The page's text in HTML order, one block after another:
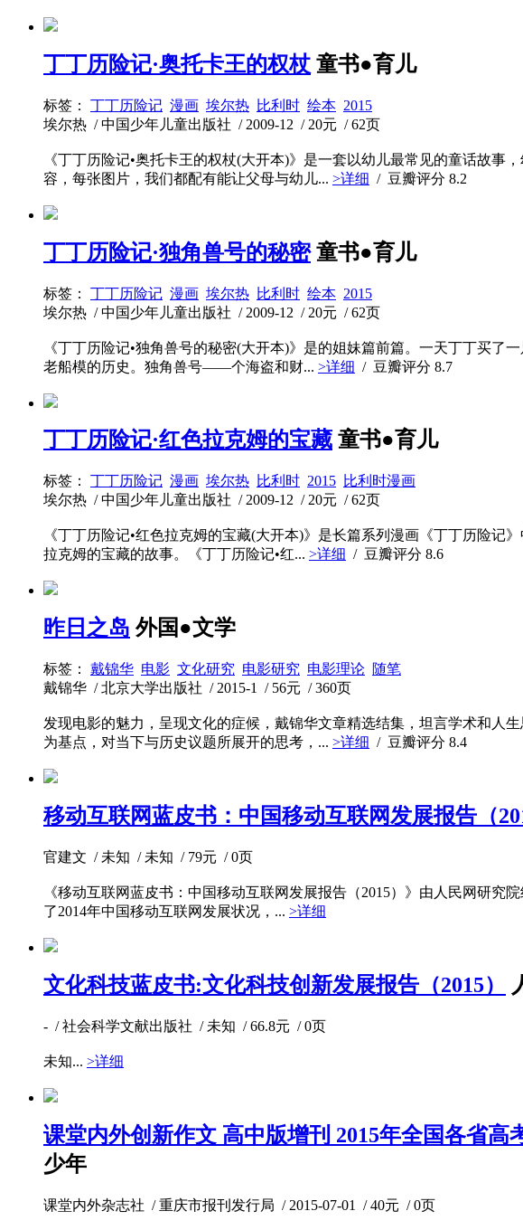
丁丁历险记·奥托卡王的权杖 童书●育儿
标签： 丁丁历险记 漫画 埃尔热 比利时 绘本 2015
埃尔热 / 中国少年儿童出版社 / 2009-12 / 20元 / 62页
《丁丁历险记•奥托卡王的权杖(大开本)》是一套以幼儿最常见的童话故
容，每张图片，我们都配有能让父母与幼儿... >详细 / 豆瓣评分 8.2
丁丁历险记·独角兽号的秘密 童书●育儿
标签： 丁丁历险记 漫画 埃尔热 比利时 绘本 2015
埃尔热 / 中国少年儿童出版社 / 2009-12 / 20元 / 62页
《丁丁历险记•独角兽号的秘密(大开本)》是的姐妹篇前篇。一天丁丁买
老船模的历史。独角兽号——个海盗和财... >详细 / 豆瓣评分 8.7
丁丁历险记·红色拉克姆的宝藏 童书●育儿
标签： 丁丁历险记 漫画 埃尔热 比利时 2015 比利时漫画
埃尔热 / 中国少年儿童出版社 / 2009-12 / 20元 / 62页
《丁丁历险记•红色拉克姆的宝藏(大开本)》是长篇系列漫画《丁丁历险
拉克姆的宝藏的故事。《丁丁历险记•红... >详细 / 豆瓣评分 8.6
昨日之岛 外国●文学
标签： 戴锦华 电影 文化研究 电影研究 电影理论 随笔
戴锦华 / 北京大学出版社 / 2015-1 / 56元 / 360页
发现电影的魅力，呈现文化的症候，戴锦华文章精选结集，坦言学术和人
为基点，对当下与历史议题所展开的思考，... >详细 / 豆瓣评分 8.4
移动互联网蓝皮书：中国移动互联网发展报告（
官建文 / 未知 / 未知 / 79元 / 0页
《移动互联网蓝皮书：中国移动互联网发展报告（2015）》由人民网研
了2014年中国移动互联网发展状况，... >详细
文化科技蓝皮书:文化科技创新发展报告（2015）
- / 社会科学文献出版社 / 未知 / 66.8元 / 0页
未知... >详细
课堂内外创新作文 高中版增刊 2015年全国各省高
少年
课堂内外杂志社 / 重庆市报刊发行局 / 2015-07-01 / 40元 / 0页